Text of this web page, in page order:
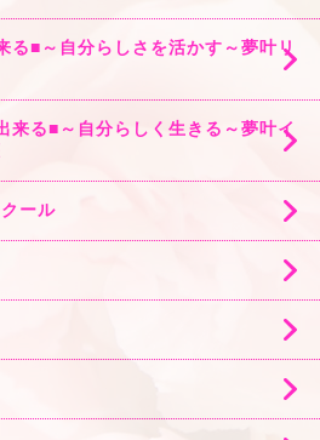
る■～自分らしさを活かす～夢叶リ
来る■～自分らしく生きる～夢叶イ
ール